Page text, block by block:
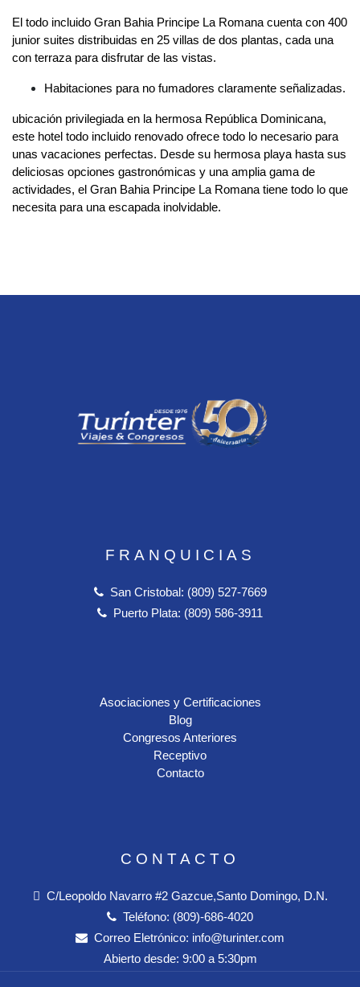
El todo incluido Gran Bahia Principe La Romana cuenta con 400
junior suites distribuidas en 25 villas de dos plantas, cada una
con terraza para disfrutar de las vistas.
Habitaciones para no fumadores claramente señalizadas.
ubicación privilegiada en la hermosa República Dominicana,
este hotel todo incluido renovado ofrece todo lo necesario para
unas vacaciones perfectas. Desde su hermosa playa hasta sus
deliciosas opciones gastronómicas y una amplia gama de
actividades, el Gran Bahia Principe La Romana tiene todo lo que
necesita para una escapada inolvidable.
FRANQUICIAS
San Cristobal: (809) 527-7669
Puerto Plata: (809) 586-3911
Asociaciones y Certificaciones
Blog
Congresos Anteriores
Receptivo
Contacto
CONTACTO
C/Leopoldo Navarro #2 Gazcue,Santo Domingo, D.N.
Teléfono: (809)-686-4020
Correo Eletrónico: info@turinter.com
Abierto desde: 9:00 a 5:30pm